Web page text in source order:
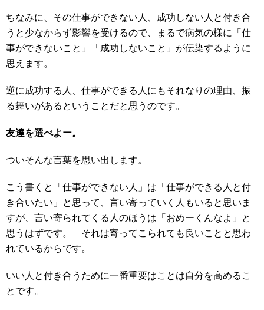
ちなみに、その仕事ができない人、成功しない人と付き合
うと少なからず影響を受けるので、まるで病気の様に「仕
事ができないこと」「成功しないこと」が伝染するように
思えます。
逆に成功する人、仕事ができる人にもそれなりの理由、振
る舞いがあるということだと思うのです。
友達を選べよー。
ついそんな言葉を思い出します。
こう書くと「仕事ができない人」は「仕事ができる人と付
き合いたい」と思って、言い寄っていく人もいると思いま
すが、言い寄られてくる人のほうは「おめーくんなよ」と
思うはずです。 それは寄ってこられても良いことと思わ
れているからです。
いい人と付き合うために一番重要はことは自分を高めるこ
とです。